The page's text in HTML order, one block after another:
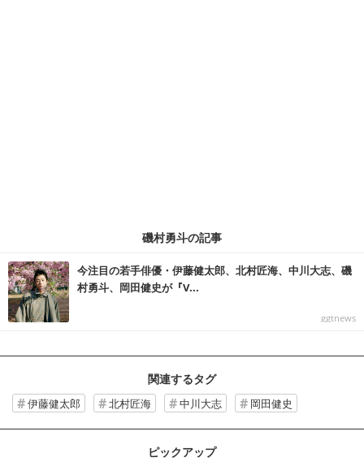
磯村勇斗の記事
今注目の若手俳優・伊藤健太郎、北村匠海、中川大志、磯
村勇斗、岡田健史が『V...
ggtnews
関連するタグ
伊藤健太郎 北村匠海 中川大志 岡田健史
ピックアップ